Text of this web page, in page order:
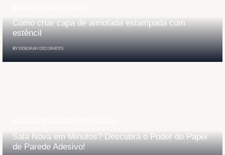
Como criar capa de almofada estampada com
estêncil
BY DEBORAH DECORATES
Sala Nova em Minutos? Descubra o Poder do Papel
de Parede Adesivo!